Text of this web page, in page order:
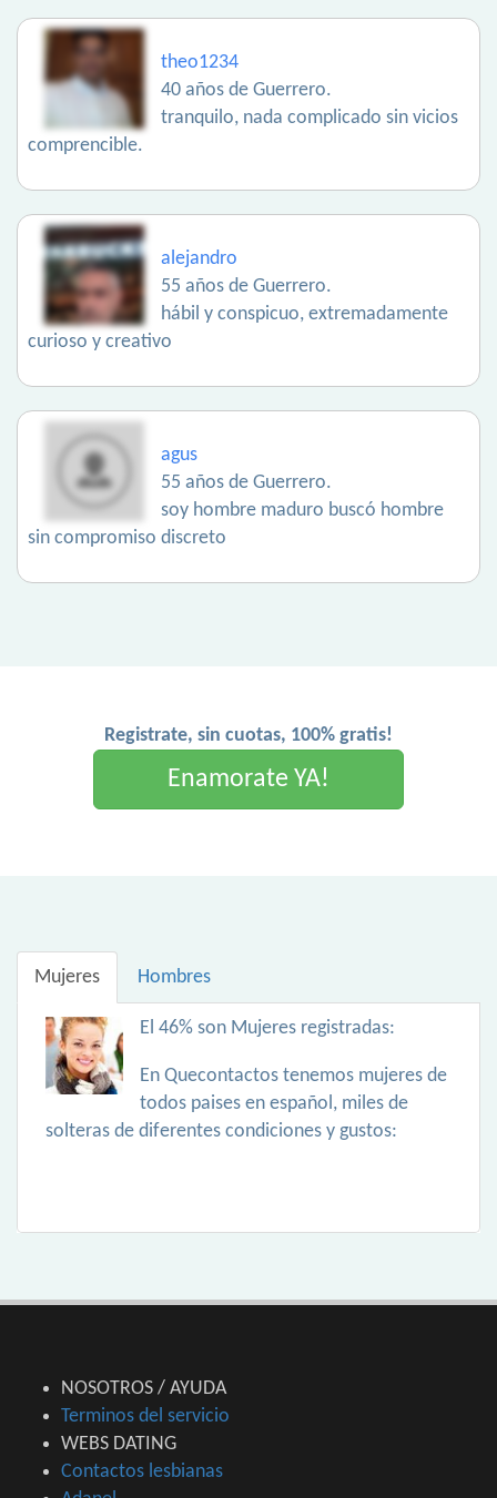
theo1234
40 años de Guerrero.
tranquilo, nada complicado sin vicios
comprencible.
alejandro
55 años de Guerrero.
hábil y conspicuo, extremadamente
curioso y creativo
agus
55 años de Guerrero.
soy hombre maduro buscó hombre
sin compromiso discreto
Registrate, sin cuotas, 100% gratis!
Enamorate YA!
Mujeres Hombres
El 46% son Mujeres registradas:
En Quecontactos tenemos mujeres de
todos paises en español, miles de
solteras de diferentes condiciones y gustos:
NOSOTROS / AYUDA
Terminos del servicio
WEBS DATING
Contactos lesbianas